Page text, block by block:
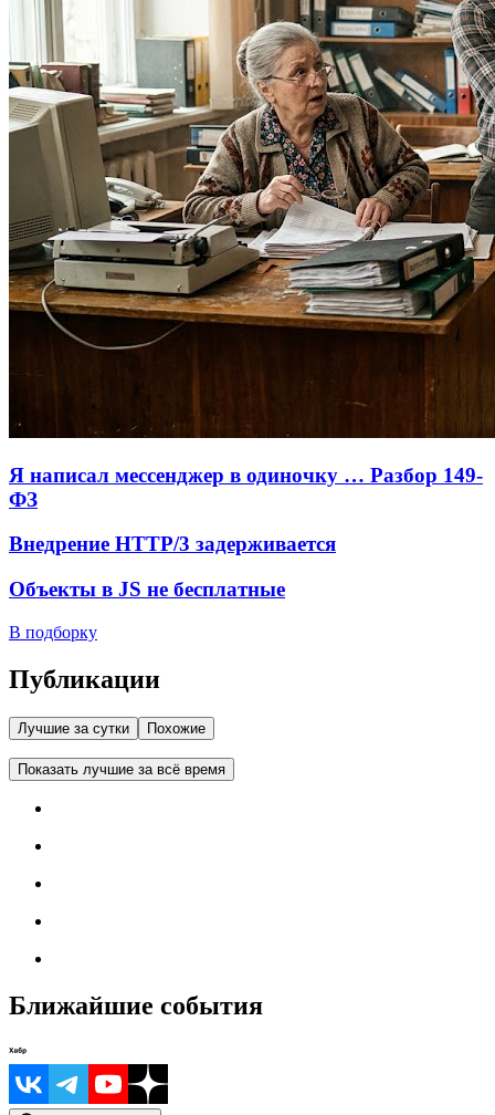
Я написал мессенджер в одиночку … Разбор 149-
ФЗ
Внедрение HTTP/3 задерживается
Объекты в JS не бесплатные
В подборку
Публикации
Лучшие за сутки Похожие
Показать лучшие за всё время
Ближайшие события